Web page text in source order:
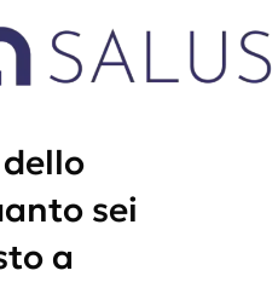
sei
a